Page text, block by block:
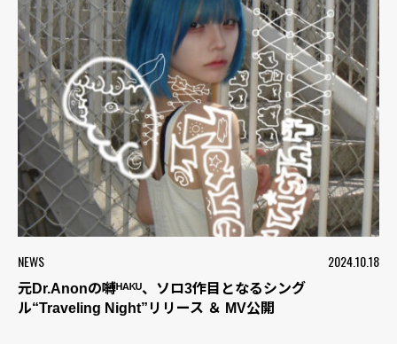
NEWS 2024.10.18
元Dr.Anonの嚩ᴴᴬᴷᵁ、ソロ3作目となるシング
ル“Traveling Night”リリース ＆ MV公開